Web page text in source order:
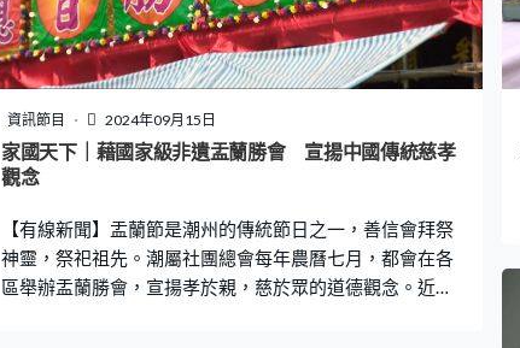
資訊節目 2024年09月15日
家國天下｜藉國家級非遺盂蘭勝會 宣揚中國傳統慈孝
觀念
【有線新聞】盂蘭節是潮州的傳統節日之一，善信會拜祭
神靈，祭祀祖先。潮屬社團總會每年農曆七月，都會在各
區舉辦盂蘭勝會，宣揚孝於親，慈於眾的道德觀念。近年